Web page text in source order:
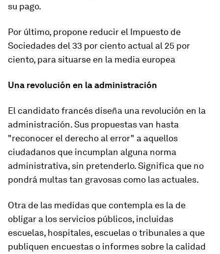
su pago.
Por último, propone reducir el Impuesto de
Sociedades del 33 por ciento actual al 25 por
ciento, para situarse en la media europea
Una revolución en la administración
El candidato francés diseña una revolución en la
administración. Sus propuestas van hasta
"reconocer el derecho al error" a aquellos
ciudadanos que incumplan alguna norma
administrativa, sin pretenderlo.Significa que no
pondrá multas tan gravosas como las actuales.
Otra de las medidas que contempla es la de
obligar a los servicios públicos, incluidas
escuelas, hospitales, escuelas o tribunales a que
publiquen encuestas o informes sobre la calidad